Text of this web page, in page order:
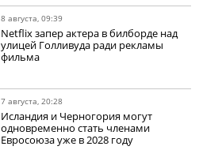
8 августа, 09:39
Netflix запер актера в билборде над
улицей Голливуда ради рекламы
фильма
7 августа, 20:28
Исландия и Черногория могут
одновременно стать членами
Евросоюза уже в 2028 году